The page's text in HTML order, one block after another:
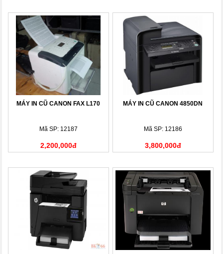
MÁY IN CŨ CANON FAX L170
Mã SP: 12187
2,200,000đ
MÁY IN CŨ CANON 4850DN
Mã SP: 12186
3,800,000đ